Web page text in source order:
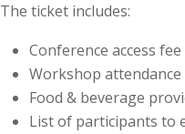
The ticket includes:
Conference access
Workshop
Food & beverage
List of participants to